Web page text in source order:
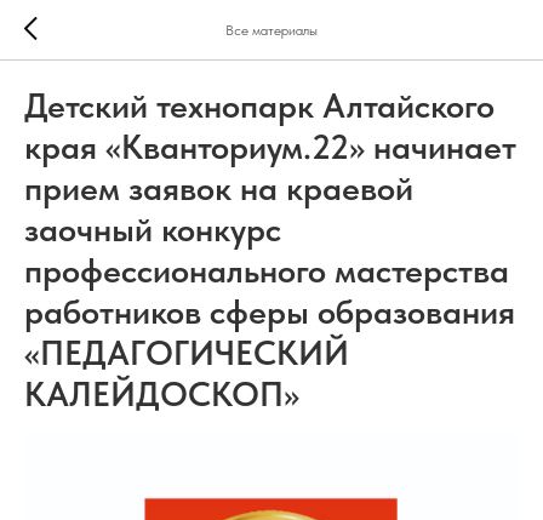
Все материалы
Детский технопарк Алтайского
края «Кванториум.22» начинает
прием заявок на краевой
заочный конкурс
профессионального мастерства
работников сферы образования
«ПЕДАГОГИЧЕСКИЙ
КАЛЕЙДОСКОП»